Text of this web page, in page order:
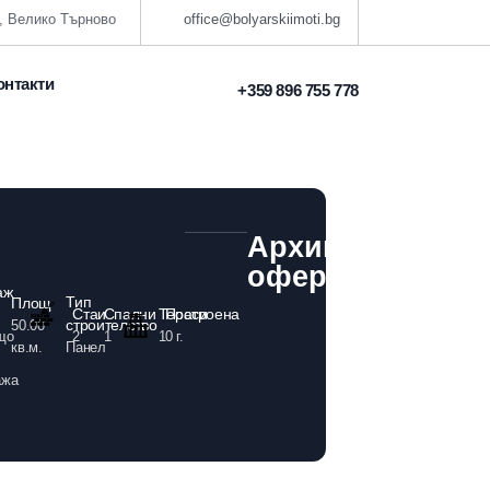
Велико Търново office@bolyarskiimoti.bg
+359 896 755 778
Площ
50.00
кв.м.
Тип
строителство
Панел
Стаи
2
Спални
1
Тераси
1
Построена
0 г.
Архивирана
оферта